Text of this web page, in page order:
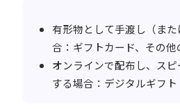
有形物として手渡し（ま
合：ギフトカード、その他
オンラインで配布し、ス
する場合：デジタルギフト